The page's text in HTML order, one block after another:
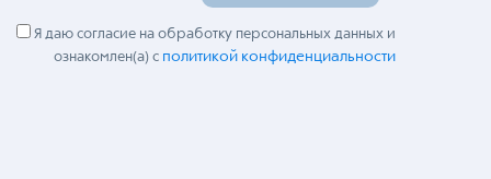
Я даю согласие на обработку персональных данных и
ознакомлен(а) с политикой конфиденциальности